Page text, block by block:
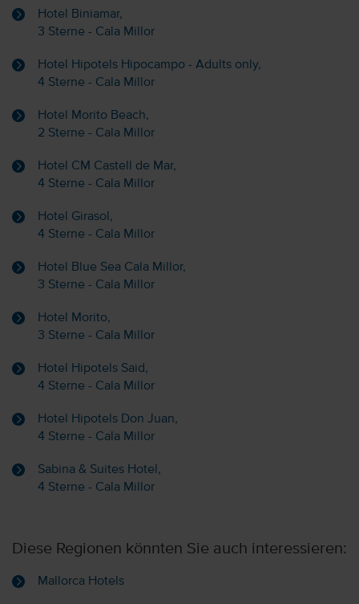
Hotel Biniamar,
3 Sterne - Cala Millor
Hotel Hipotels Hipocampo - Adults only,
4 Sterne - Cala Millor
Hotel Morito Beach,
2 Sterne - Cala Millor
Hotel CM Castell de Mar,
4 Sterne - Cala Millor
Hotel Girasol,
4 Sterne - Cala Millor
Hotel Blue Sea Cala Millor,
3 Sterne - Cala Millor
Hotel Morito,
3 Sterne - Cala Millor
Hotel Hipotels Said,
4 Sterne - Cala Millor
Hotel Hipotels Don Juan,
4 Sterne - Cala Millor
Sabina & Suites Hotel,
4 Sterne - Cala Millor
Diese Regionen könnten Sie auch interessieren:
Mallorca Hotels